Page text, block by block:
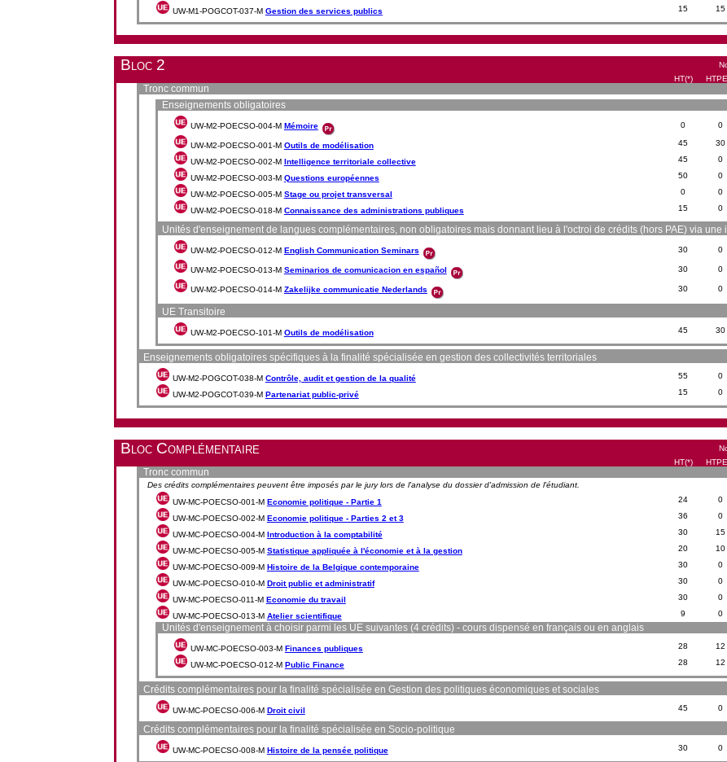
UW-M1-POGCOT-037-M Gestion des services publics 15 15
Bloc 2
HT(*)
Tronc commun
Enseignements obligatoires
UW-M2-POECSO-004-M Mémoire 0 0
UW-M2-POECSO-001-M Outils de modélisation 45 30
UW-M2-POECSO-002-M Intelligence territoriale collective 45 0
UW-M2-POECSO-003-M Questions européennes 50 0
UW-M2-POECSO-005-M Stage ou projet transversal 0 0
UW-M2-POECSO-018-M Connaissance des administrations publiques 15 0
Unités d'enseignement de langues complémentaires, non obligatoires mais donnant lieu à l'octroi de crédits (hors PAE) via une
UW-M2-POECSO-012-M English Communication Seminars 30 0
UW-M2-POECSO-013-M Seminarios de comunicacion en español 30 0
UW-M2-POECSO-014-M Zakelijke communicatie Nederlands 30 0
UE Transitoire
UW-M2-POECSO-101-M Outils de modélisation 45 30
Enseignements obligatoires spécifiques à la finalité spécialisée en gestion des collectivités territoriales
UW-M2-POGCOT-038-M Contrôle, audit et gestion de la qualité 55 0
UW-M2-POGCOT-039-M Partenariat public-privé 15 0
Bloc Complémentaire
HT(*)
Tronc commun
Des crédits complémentaires peuvent être imposés par le jury lors de l'analyse du dossier d'admission de l'étudiant.
UW-MC-POECSO-001-M Economie politique - Partie 1 24 0
UW-MC-POECSO-002-M Economie politique - Parties 2 et 3 36 0
UW-MC-POECSO-004-M Introduction à la comptabilité 30 15
UW-MC-POECSO-005-M Statistique appliquée à l'économie et à la gestion 20 10
UW-MC-POECSO-009-M Histoire de la Belgique contemporaine 30 0
UW-MC-POECSO-010-M Droit public et administratif 30 0
UW-MC-POECSO-011-M Economie du travail 30 0
UW-MC-POECSO-013-M Atelier scientifique 9 0
Unités d'enseignement à choisir parmi les UE suivantes (4 crédits) - cours dispensé en français ou en anglais
UW-MC-POECSO-003-M Finances publiques 28 12
UW-MC-POECSO-012-M Public Finance 28 12
Crédits complémentaires pour la finalité spécialisée en Gestion des politiques économiques et sociales
UW-MC-POECSO-006-M Droit civil 45 0
Crédits complémentaires pour la finalité spécialisée en Socio-politique
UW-MC-POECSO-008-M Histoire de la pensée politique 30 0